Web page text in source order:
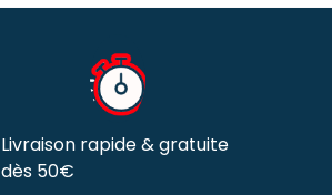
Livraison rapide & gratuite
dès 50€